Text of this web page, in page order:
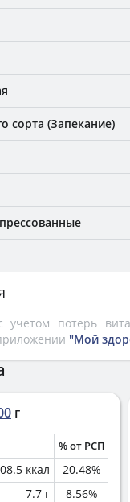
сорта (Запекание)
учетом потерь
"Мой
г
% от РСП
ккал 20.48%
7.7 г 8.56%